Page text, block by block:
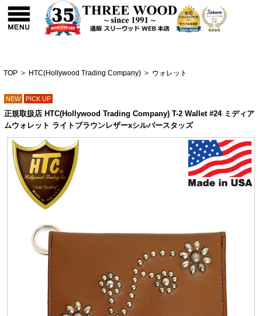
TOP > HTC(Hollywood Trading Company) > ウォレット
NEW PICK UP
正規取扱店 HTC(Hollywood Trading Company) T-2 Wallet #24 ミディア
ムウォレット ライトブラウンレザーxシルバースタッズ